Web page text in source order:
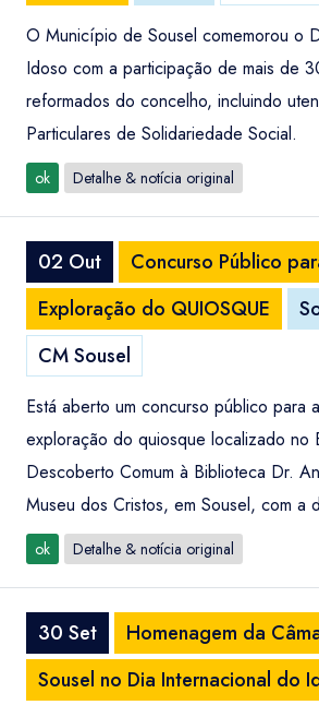
O Município de Sousel comemorou o
Idoso com a participação de mais de
reformados do concelho, incluindo
Particulares de Solidariedade Social.
ok Detalhe & notícia original
02 Out
Concurso Público
Exploração do QUIOSQUE
CM Sousel
Está aberto um concurso público para
exploração do quiosque localizado no
Descoberto Comum à Biblioteca Dr.
Museu dos Cristos, em Sousel, com a
ok Detalhe & notícia original
30 Set
Homenagem da
Sousel no Dia Internacional do